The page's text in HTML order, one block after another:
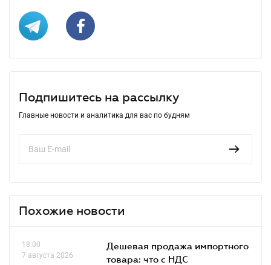
Подпишитесь на рассылку
Главные новости и аналитика для вас по будням
Похожие новости
18.00
7 августа 2026
Дешевая продажа импортного
товара: что c НДС